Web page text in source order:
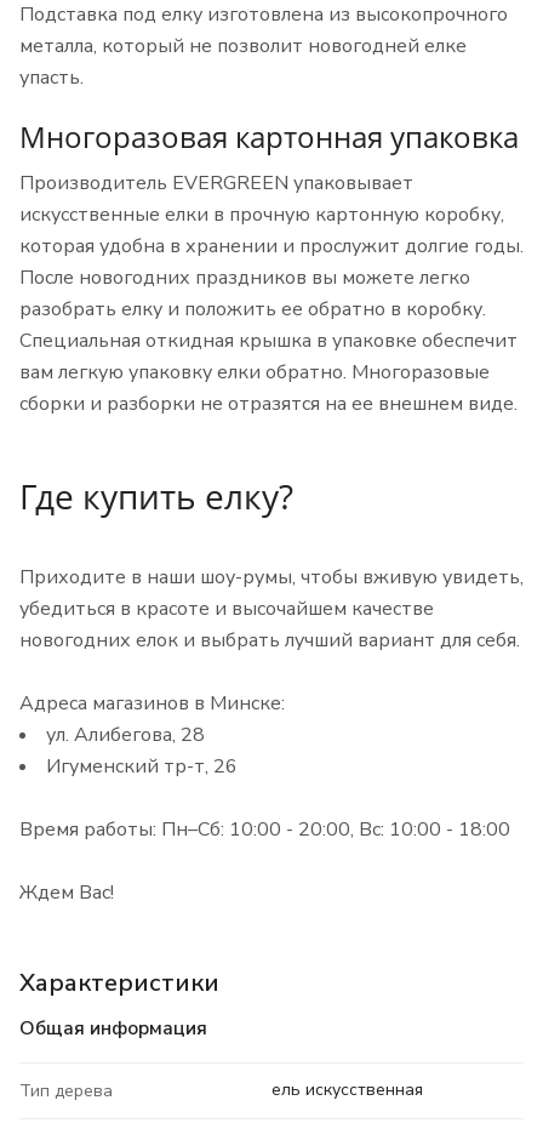
Подставка под елку изготовлена ​​из высокопрочного
металла, который не позволит новогодней елке
упасть.
Многоразовая картонная упаковка
Производитель EVERGREEN упаковывает
искусственные елки в прочную картонную коробку,
которая удобна в хранении и прослужит долгие годы.
После новогодних праздников вы можете легко
разобрать елку и положить ее обратно в коробку.
Специальная откидная крышка в упаковке обеспечит
вам легкую упаковку елки обратно. Многоразовые
сборки и разборки не отразятся на ее внешнем виде.
Где купить елку?
Приходите в наши шоу-румы, чтобы вживую увидеть,
убедиться в красоте и высочайшем качестве
новогодних елок и выбрать лучший вариант для себя.
Адреса магазинов в Минске:
ул. Алибегова, 28
Игуменский тр-т, 26
Время работы: Пн–Сб: 10:00 - 20:00, Вс: 10:00 - 18:00
Ждем Вас!
Характеристики
Общая информация
Тип дерева ель искусственная